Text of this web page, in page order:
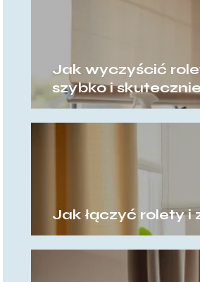
Jak wyczyścić
szybko i
Jak łączyć rolety i